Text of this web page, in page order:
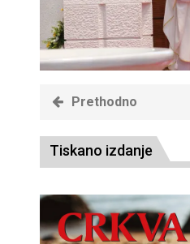
Prethodno
Tiskano izdanje